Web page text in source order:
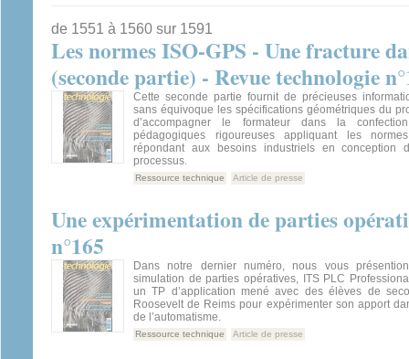
de 1551 à 1560 sur 1591
Les normes ISO-GPS - Une fracture
(seconde partie) - Revue technologie
Cette seconde partie fournit de précieuses
sans équivoque les spécifications géométriques du
d’accompagner le formateur dans la
pédagogiques rigoureuses appliquant les
répondant aux besoins industriels en conception
processus.
Ressource technique Article de presse
Une expérimentation de parties
n°165
Dans notre dernier numéro, nous vous
simulation de parties opératives, ITS PLC
un TP d’application mené avec des élèves de
Roosevelt de Reims pour expérimenter son apport
de l’automatisme.
Ressource technique Article de presse